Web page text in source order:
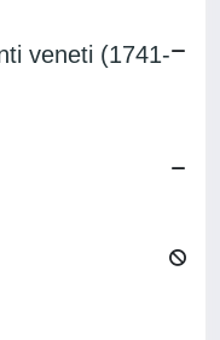
veneti (1741-